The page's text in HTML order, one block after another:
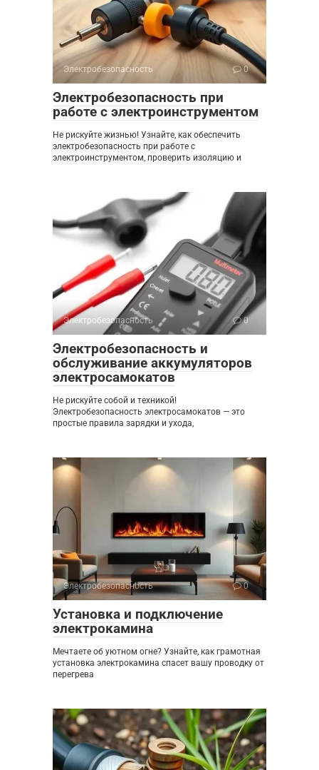
Электробезопасность 0
Электробезопасность при
работе с электроинструментом
Не рискуйте жизнью! Узнайте, как обеспечить
электробезопасность при работе с
электроинструментом, проверить изоляцию и
Электробезопасность 0
Электробезопасность и
обслуживание аккумуляторов
электросамокатов
Не рискуйте собой и техникой!
Электробезопасность электросамокатов — это
простые правила зарядки и ухода,
Электробезопасность 0
Установка и подключение
электрокамина
Мечтаете об уютном огне? Узнайте, как грамотная
установка электрокамина спасет вашу проводку от
перегрева